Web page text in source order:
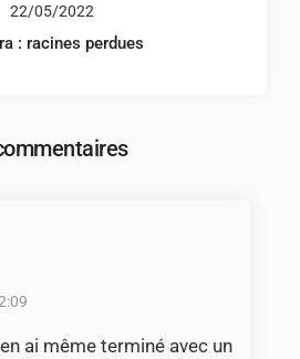
22/05/2022
: racines perdues
ai même terminé avec un